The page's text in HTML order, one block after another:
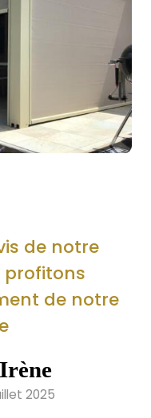
de notre
profitons
de notre
2025